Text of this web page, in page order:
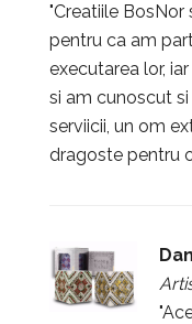
"Creatiile BosNor
pentru ca am
executarea lor,
si am cunoscut
serviicii, un om
dragoste pentru